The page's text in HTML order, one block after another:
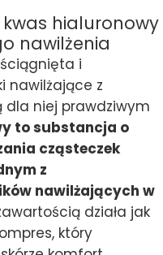
hialuronowy
nawilżenia
i
nawilżające z
niej prawdziwym
to substancja o
cząsteczek
z
nawilżających w
działa jak
który